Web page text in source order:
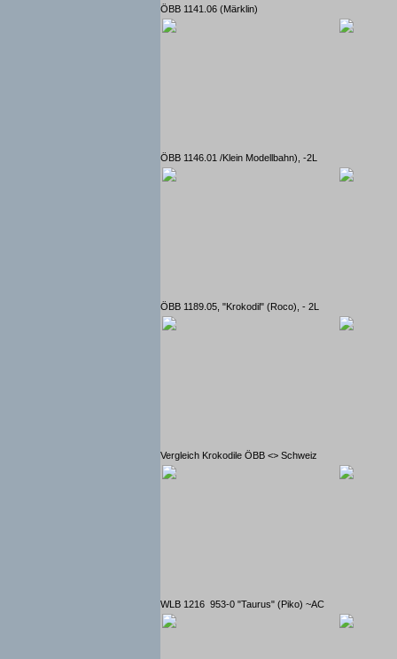
ÖBB 1141.06 (Märklin)
ÖBB 1146.01 /Klein Modellbahn), -2L
ÖBB 1189.05, "Krokodil" (Roco), - 2L
Vergleich Krokodile ÖBB <> Schweiz
WLB 1216 953-0 "Taurus" (Piko) ~AC